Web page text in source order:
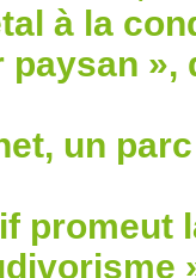
à la
paysan
un
promeut